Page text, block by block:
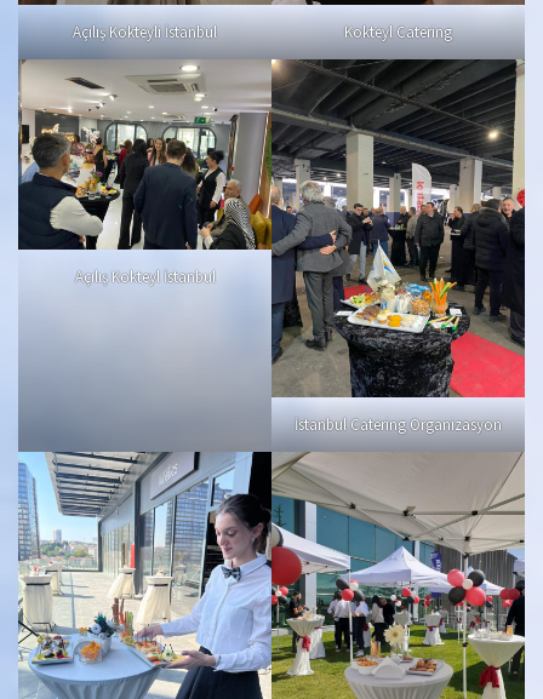
Açılış Kokteyli İstanbul Kokteyl Catering
Açılış Kokteyl İstanbul
İstanbul Catering Organizasyon